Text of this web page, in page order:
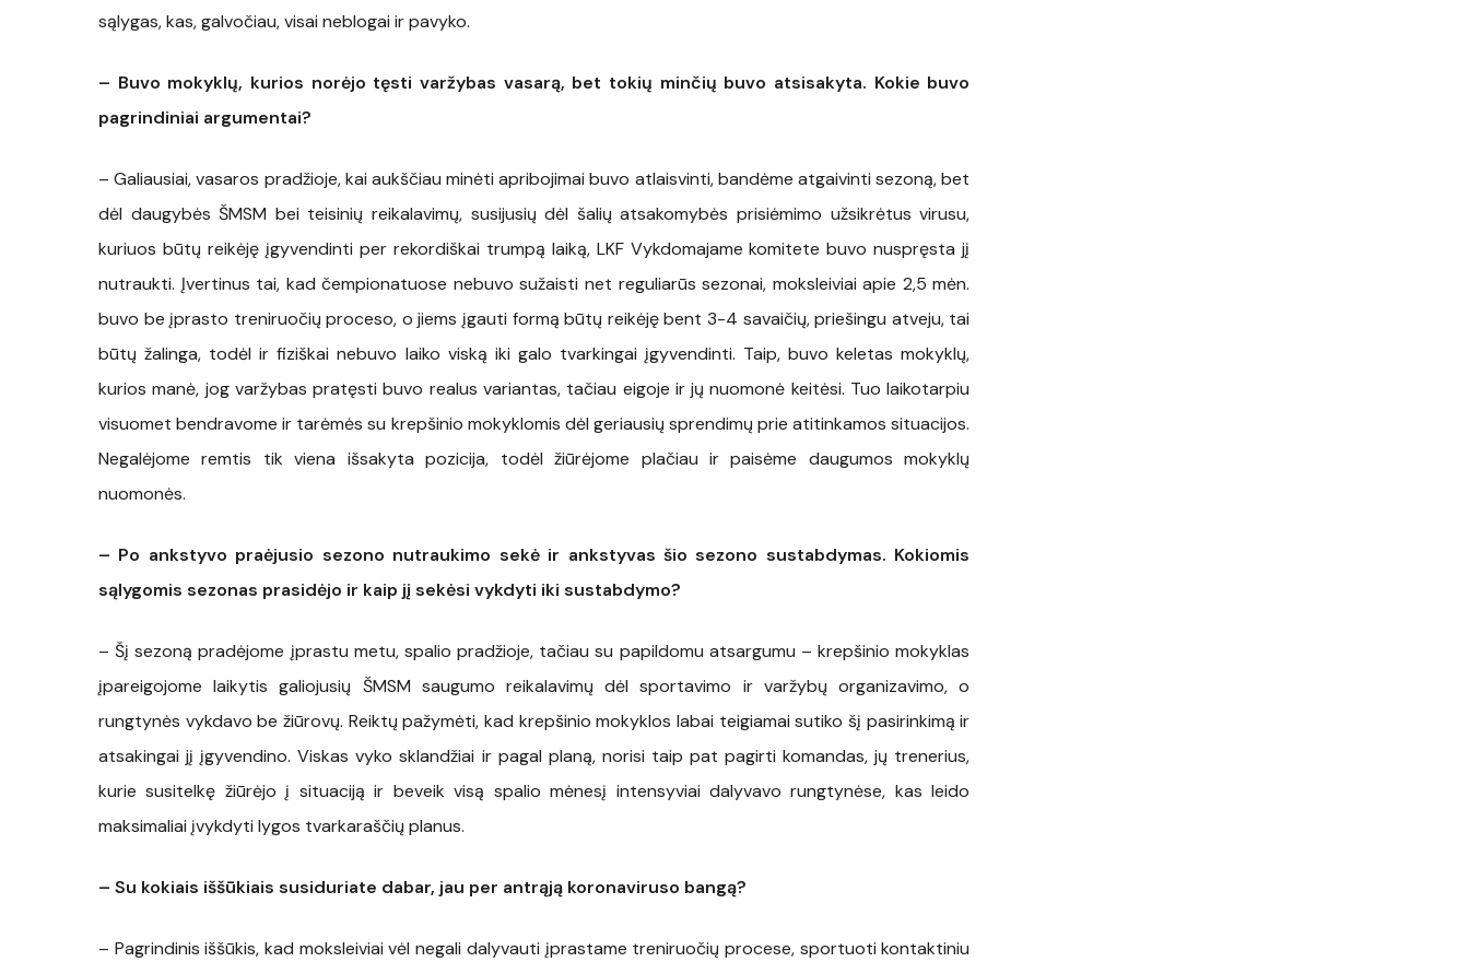
sąlygas, kas, galvočiau, visai neblogai ir pavyko.
– Buvo mokyklų, kurios norėjo tęsti varžybas vasarą, bet tokių minčių buvo atsisakyta. Kokie buvo
pagrindiniai argumentai?
– Galiausiai, vasaros pradžioje, kai aukščiau minėti apribojimai buvo atlaisvinti, bandėme atgaivinti sezoną, bet
dėl daugybės ŠMSM bei teisinių reikalavimų, susijusių dėl šalių atsakomybės prisiėmimo užsikrėtus virusu,
kuriuos būtų reikėję įgyvendinti per rekordiškai trumpą laiką, LKF Vykdomajame komitete buvo nuspręsta jį
nutraukti. Įvertinus tai, kad čempionatuose nebuvo sužaisti net reguliarūs sezonai, moksleiviai apie 2,5 mėn.
buvo be įprasto treniruočių proceso, o jiems įgauti formą būtų reikėję bent 3-4 savaičių, priešingu atveju, tai
būtų žalinga, todėl ir fiziškai nebuvo laiko viską iki galo tvarkingai įgyvendinti. Taip, buvo keletas mokyklų,
kurios manė, jog varžybas pratęsti buvo realus variantas, tačiau eigoje ir jų nuomonė keitėsi. Tuo laikotarpiu
visuomet bendravome ir tarėmės su krepšinio mokyklomis dėl geriausių sprendimų prie atitinkamos situacijos.
Negalėjome remtis tik viena išsakyta pozicija, todėl žiūrėjome plačiau ir paisėme daugumos mokyklų
nuomonės.
– Po ankstyvo praėjusio sezono nutraukimo sekė ir ankstyvas šio sezono sustabdymas. Kokiomis
sąlygomis sezonas prasidėjo ir kaip jį sekėsi vykdyti iki sustabdymo?
– Šį sezoną pradėjome įprastu metu, spalio pradžioje, tačiau su papildomu atsargumu – krepšinio mokyklas
įpareigojome laikytis galiojusių ŠMSM saugumo reikalavimų dėl sportavimo ir varžybų organizavimo, o
rungtynės vykdavo be žiūrovų. Reiktų pažymėti, kad krepšinio mokyklos labai teigiamai sutiko šį pasirinkimą ir
atsakingai jį įgyvendino. Viskas vyko sklandžiai ir pagal planą, norisi taip pat pagirti komandas, jų trenerius,
kurie susitelkę žiūrėjo į situaciją ir beveik visą spalio mėnesį intensyviai dalyvavo rungtynėse, kas leido
maksimaliai įvykdyti lygos tvarkaraščių planus.
– Su kokiais iššūkiais susiduriate dabar, jau per antrąją koronaviruso bangą?
– Pagrindinis iššūkis, kad moksleiviai vėl negali dalyvauti įprastame treniruočių procese, sportuoti kontaktiniu